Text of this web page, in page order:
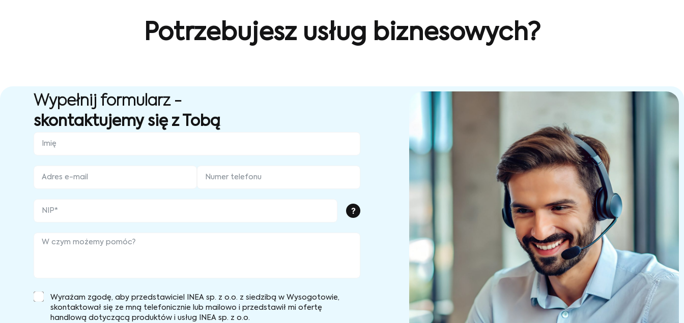
Potrzebujesz usług biznesowych?
Wypełnij formularz -
skontaktujemy się z Tobą
?
Wyrażam zgodę, aby przedstawiciel INEA sp. z o.o. z siedzibą w Wysogotowie,
skontaktował się ze mną telefonicznie lub mailowo i przedstawił mi ofertę
handlową dotyczącą produktów i usług INEA sp. z o.o.